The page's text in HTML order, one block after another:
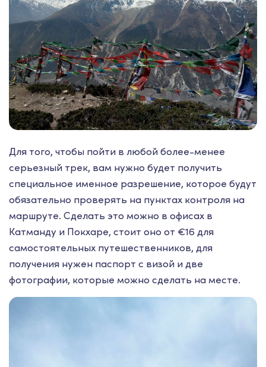
Для того, чтобы пойти в любой более-менее
серьезный трек, вам нужно будет получить
специальное именное разрешение, которое будут
обязательно проверять на пунктах контроля на
маршруте. Сделать это можно в офисах в
Катманду и Покхаре, стоит оно от €16 для
самостоятельных путешественников, для
получения нужен паспорт с визой и две
фотографии, которые можно сделать на месте.